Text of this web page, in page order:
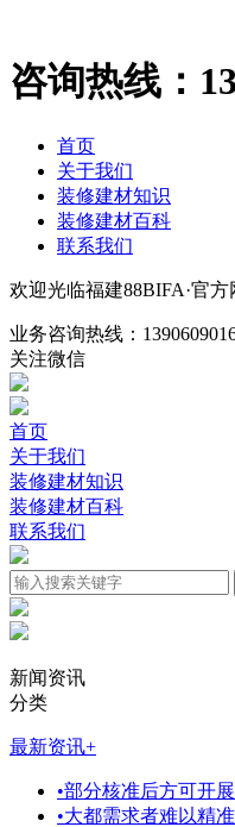
咨询热线：
首页
关于我们
装修建材知识
装修建材百科
联系我们
欢迎光临福建88BIFA·官
业务咨询热线：
关注微信
首页
关于我们
装修建材知识
装修建材百科
联系我们
新闻资讯
分类
最新资讯+
•部分核准后方可开
•大都需求者难以精